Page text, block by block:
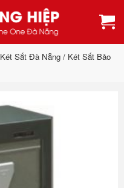
Két Sắt Đà Nẵng / Két Sắt Bảo